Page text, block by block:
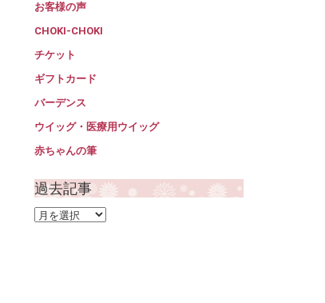
お客様の声
CHOKI-CHOKI
チケット
ギフトカード
バーデンス
ウイッグ・医療用ウイッグ
赤ちゃんの筆
過去記事
過